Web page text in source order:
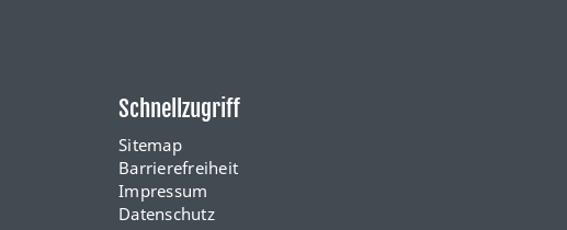
Schnellzugriff
Sitemap
Barrierefreiheit
Impressum
Datenschutz